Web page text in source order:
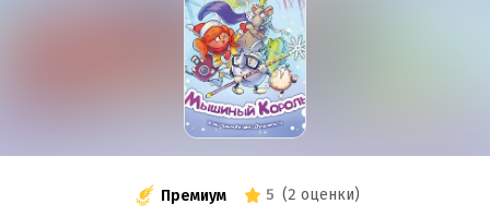
Премиум 5 (2 оценки)